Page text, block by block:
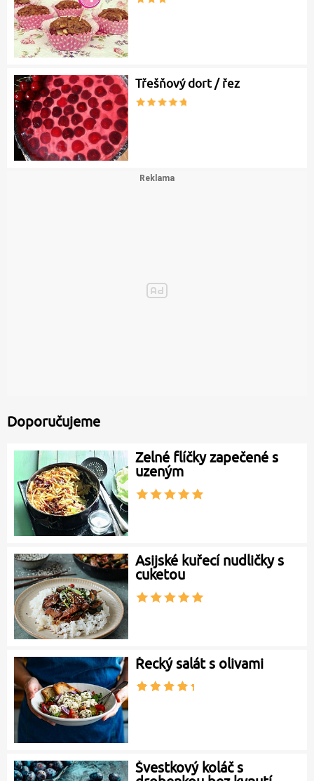
Třešňový dort / řez
Doporučujeme
Zelné flíčky zapečené s
uzeným
Asijské kuřecí nudličky s
cuketou
Řecký salát s olivami
Švestkový koláč s